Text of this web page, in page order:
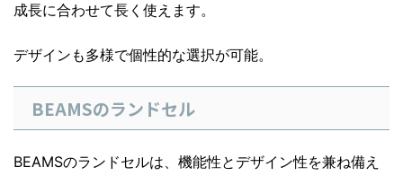
成長に合わせて長く使えます。
デザインも多様で個性的な選択が可能。
BEAMSのランドセル
BEAMSのランドセルは、機能性とデザイン性を兼ね備え